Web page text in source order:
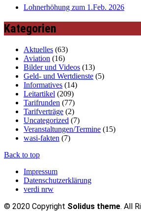
Lohnerhöhung zum 1.Feb. 2026
Kategorien
Aktuelles (63)
Aviation (16)
Bilder und Videos (13)
Geld- und Wertdienste (5)
Informatives (14)
Leitartikel (209)
Tarifrunden (77)
Tarifverträge (2)
Uncategorized (7)
Veranstaltungen/Termine (15)
wasi-fakten (7)
Back to top
Impressum
Datenschutzerklärung
verdi nrw
© 2020 Copyright Solidus theme. All